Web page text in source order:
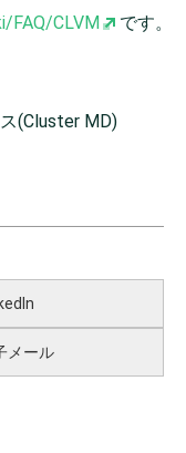
FAQ/CLVM
です。
(Cluster MD)
メール